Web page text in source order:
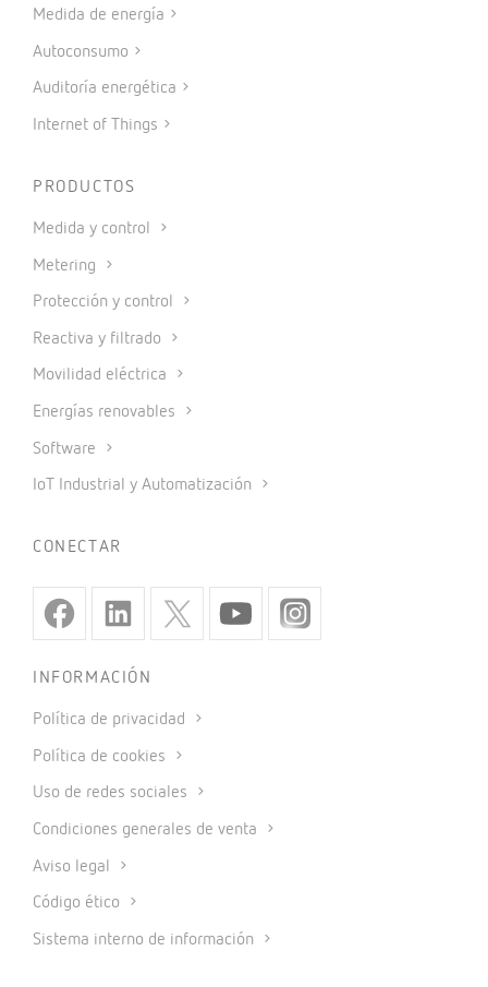
Medida de energía
Autoconsumo
Auditoría energética
Internet of Things
PRODUCTOS
Medida y control
Metering
Protección y control
Reactiva y filtrado
Movilidad eléctrica
Energías renovables
Software
IoT Industrial y Automatización
CONECTAR
INFORMACIÓN
Política de privacidad
Política de cookies
Uso de redes sociales
Condiciones generales de venta
Aviso legal
Código ético
Sistema interno de información